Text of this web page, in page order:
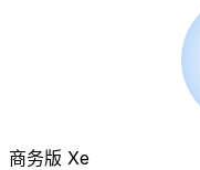
商务版 Xe